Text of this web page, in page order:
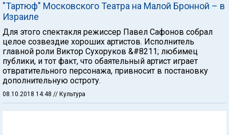
"Тартюф" Московского Театра на Малой Бронной – в
Израиле
Для этого спектакля режиссер Павел Сафонов собрал
целое созвездие хороших артистов. Исполнитель
главной роли Виктор Сухоруков &#8211; любимец
публики, и тот факт, что обаятельный артист играет
отвратительного персонажа, привносит в постановку
дополнительную остроту.
08.10.2018 14:48 // Культура